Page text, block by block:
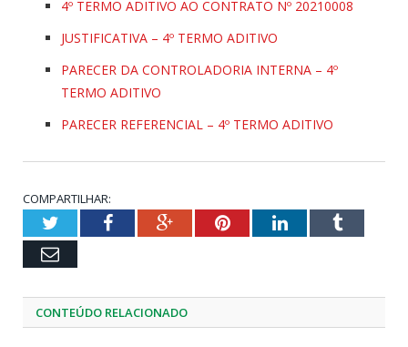
4º TERMO ADITIVO AO CONTRATO Nº 20210008
JUSTIFICATIVA – 4º TERMO ADITIVO
PARECER DA CONTROLADORIA INTERNA – 4º
TERMO ADITIVO
PARECER REFERENCIAL – 4º TERMO ADITIVO
COMPARTILHAR:
TwitterFacebookGoogle+PinterestLinkedInTumblr
Email
CONTEÚDO RELACIONADO